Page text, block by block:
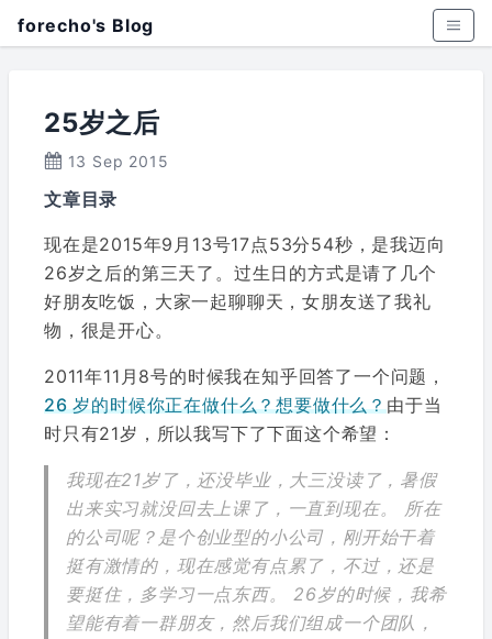
forecho's Blog
25岁之后
13 Sep 2015
文章目录
现在是2015年9月13号17点53分54秒，是我迈向
26岁之后的第三天了。过生日的方式是请了几个
好朋友吃饭，大家一起聊聊天，女朋友送了我礼
物，很是开心。
2011年11月8号的时候我在知乎回答了一个问题，
26 岁的时候你正在做什么？想要做什么？由于当
时只有21岁，所以我写下了下面这个希望：
我现在21岁了，还没毕业，大三没读了，暑假
出来实习就没回去上课了，一直到现在。 所在
的公司呢？是个创业型的小公司，刚开始干着
挺有激情的，现在感觉有点累了，不过，还是
要挺住，多学习一点东西。 26岁的时候，我希
望能有着一群朋友，然后我们组成一个团队，